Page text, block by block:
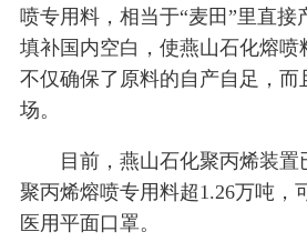
喷专用料，相当于“麦田”里直接
填补国内空白，使燕山石化熔喷
不仅确保了原料的自产自足，而
场。
目前，燕山石化聚丙烯装
聚丙烯熔喷专用料超1.26万吨，
医用平面口罩。